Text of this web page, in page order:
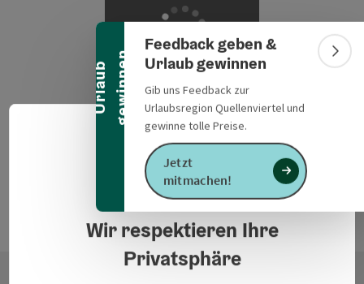
U
r
l
a
u
b
g
e
w
i
n
n
e n
Banner einklappen
Feedback geben &
Urlaub gewinnen
Gib uns Feedback zur
Urlaubsregion Quellenviertel und
gewinne tolle Preise.
Jetzt
mitmachen!
Einen Moment
bitte … wir laden
passende
Ergebnisse.
Datenschutzerklärung
Wir respektieren Ihre
Privatsphäre